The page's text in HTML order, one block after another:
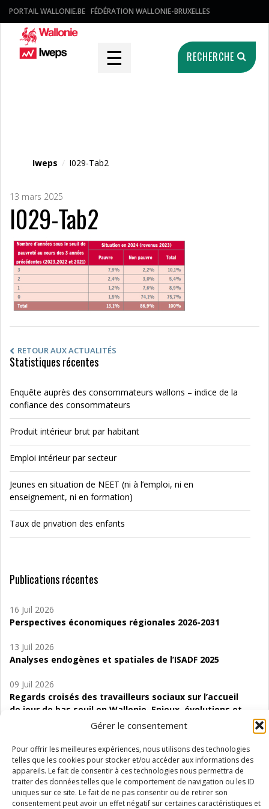
Gérer le consentement
Pour offrir les meilleures expériences, nous utilisons des technologies
telles que les cookies pour stocker et/ou accéder aux informations des
appareils. Le fait de consentir à ces technologies nous permettra de
traiter des données telles que le comportement de navigation ou les ID
uniques sur ce site. Le fait de ne pas consentir ou de retirer son
consentement peut avoir un effet négatif sur certaines caractéristiques et
PORTAIL WALLONIE.BE FÉDÉRATION WALLONIE-BRUXELLES
☰ RECHERCHE
Iweps / I029-Tab2
13 mars 2025
I029-Tab2
RETOUR AUX ACTUALITÉS
Statistiques récentes
Enquête auprès des consommateurs wallons – indice de la
confiance des consommateurs
Produit intérieur brut par habitant
Emploi intérieur par secteur
Jeunes en situation de NEET (ni à l’emploi, ni en
enseignement, ni en formation)
Taux de privation des enfants
Publications récentes
16 Juil 2026
Perspectives économiques régionales 2026-2031
13 Juil 2026
Analyses endogènes et spatiales de l’ISADF 2025
09 Juil 2026
Regards croisés des travailleurs sociaux sur l’accueil
de jour de bas seuil en Wallonie. Enjeux, évolutions et
06 Juil 2026
Étude d’évaluabilité des Structures
d’accompagnement à l’autocréation d’emploi (SAACE)
01 Juil 2026